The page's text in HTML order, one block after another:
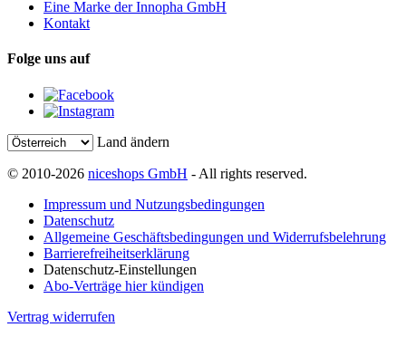
Eine Marke der Innopha GmbH
Kontakt
Folge uns auf
Land ändern
© 2010-2026 niceshops GmbH - All rights reserved.
Impressum und Nutzungsbedingungen
Datenschutz
Allgemeine Geschäftsbedingungen und Widerrufsbelehrung
Barrierefreiheitserklärung
Datenschutz-Einstellungen
Abo-Verträge hier kündigen
Vertrag widerrufen